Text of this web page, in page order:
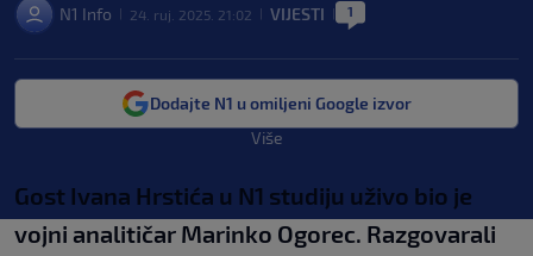
N1 Info 24. ruj. 2025. 21:02 VIJESTI 1
Dodajte N1 u omiljeni Google izvor
Više
Gost Ivana Hrstića u N1 studiju uživo bio je
vojni analitičar Marinko Ogorec. Razgovarali